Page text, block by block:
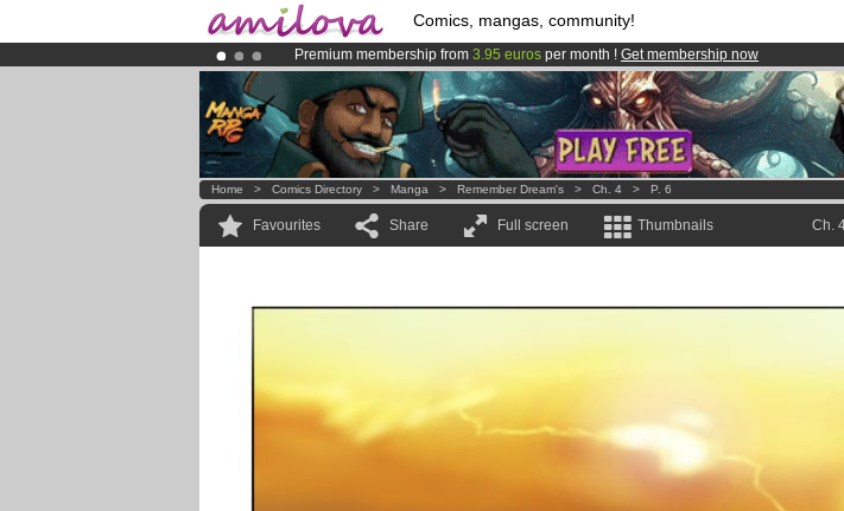
Comics, mangas, community!
Premium membership from 3.95 euros per month ! Get membership now
AmilovaKickstarter is now LIVE!.
Already 100000 membersand 1000 comics & mangas!.
Home > Comics Directory > Manga > Remember Dream's > Ch. 4 > P. 6
Favourites Share Full screen Thumbnails Ch.